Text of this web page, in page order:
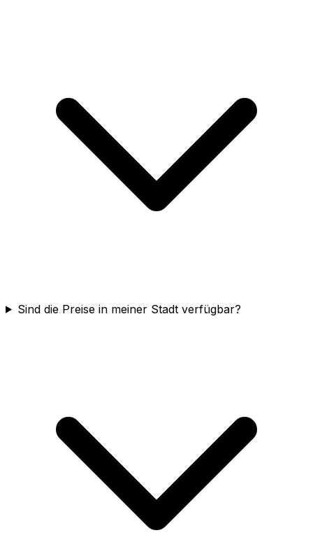
Sind die Preise in meiner Stadt verfügbar?